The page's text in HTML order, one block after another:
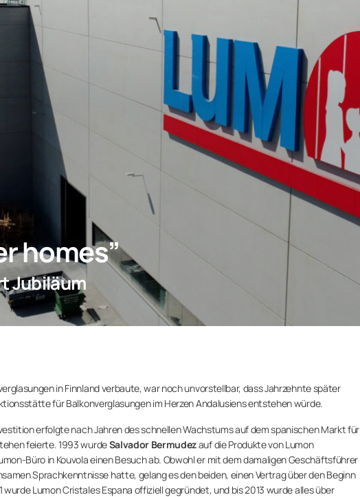
homes”
Jubiläum
in Finnland verbaute, war noch unvorstellbar, dass Jahrzehnte später
für Balkonverglasungen im Herzen Andalusiens entstehen würde.
erfolgte nach Jahren des schnellen Wachstums auf dem spanischen Markt für
feierte. 1993 wurdeSalvador Bermudezauf die Produkte von Lumon
Büro in Kouvola einen Besuch ab. Obwohl er mit dem damaligen Geschäftsführer
Sprachkenntnisse hatte, gelang es den beiden, einen Vertrag über den Beginn
Lumon Cristales Espana offiziell gegründet, und bis 2013 wurde alles über